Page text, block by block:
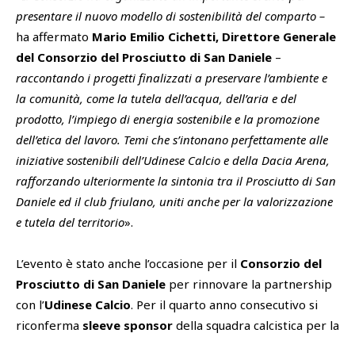
presentare il nuovo modello di sostenibilità del comparto –
ha affermato Mario Emilio Cichetti, Direttore Generale
del Consorzio del Prosciutto di San Daniele –
raccontando i progetti finalizzati a preservare l’ambiente e
la comunità, come la tutela dell’acqua, dell’aria e del
prodotto, l’impiego di energia sostenibile e la promozione
dell’etica del lavoro. Temi che s’intonano perfettamente alle
iniziative sostenibili dell’Udinese Calcio e della Dacia Arena,
rafforzando ulteriormente la sintonia tra il Prosciutto di San
Daniele ed il club friulano, uniti anche per la valorizzazione
e tutela del territorio».
L’evento è stato anche l’occasione per il Consorzio del
Prosciutto di San Daniele per rinnovare la partnership
con l’Udinese Calcio. Per il quarto anno consecutivo si
riconferma sleeve sponsor della squadra calcistica per la